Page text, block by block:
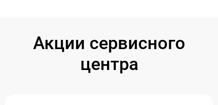
Акции сервисного
центра